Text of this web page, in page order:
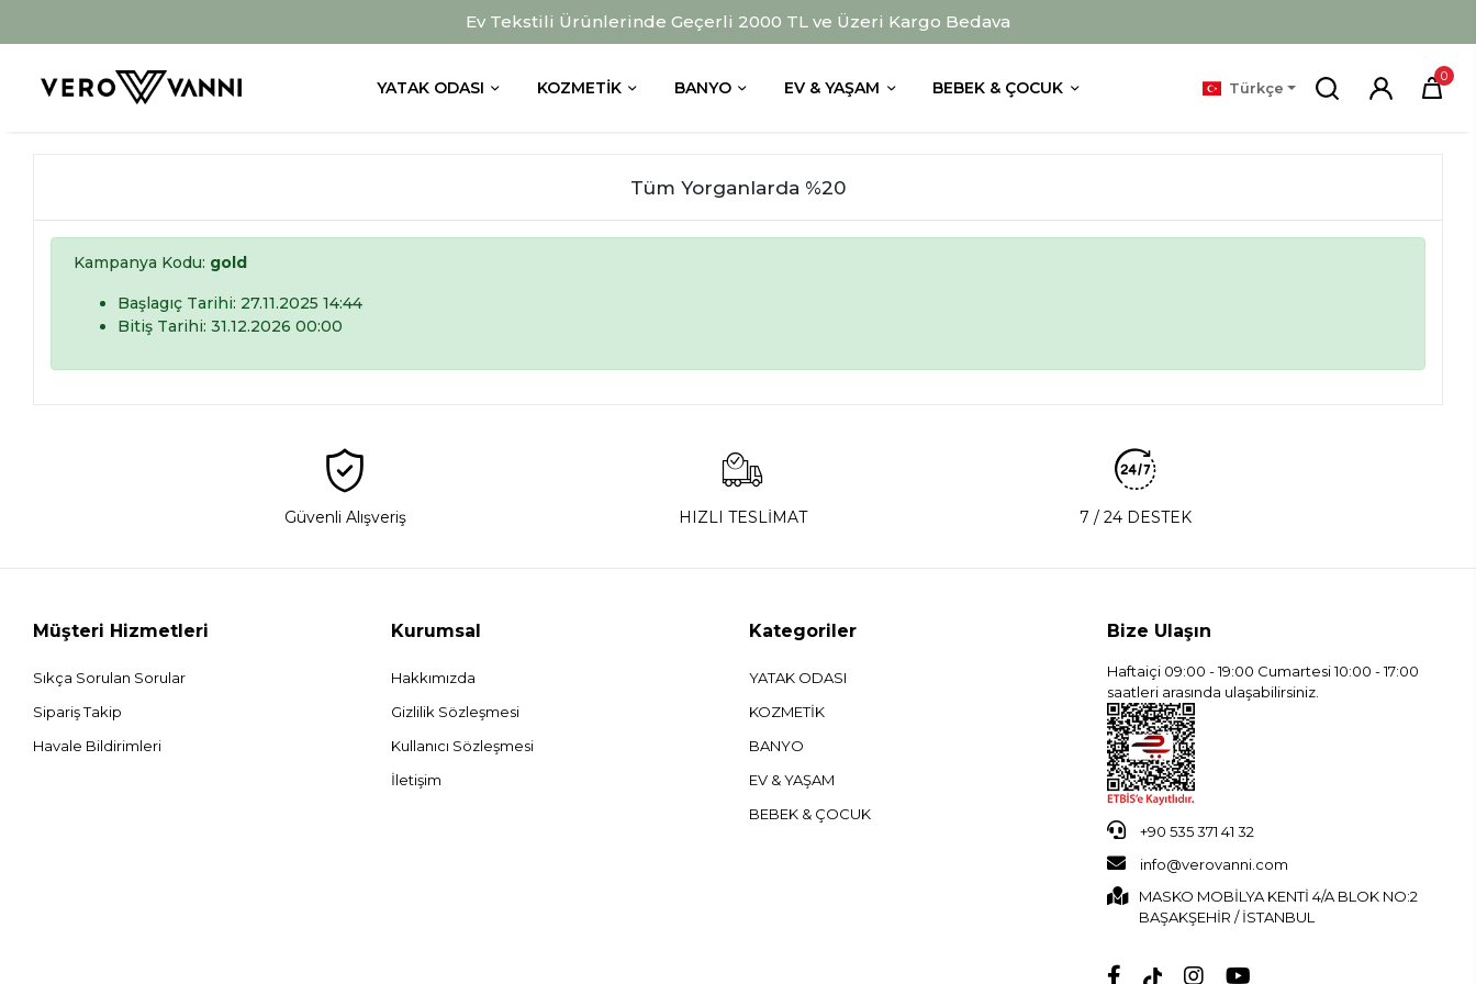
Ev Tekstili Ürünlerinde Geçerli 2000 TL ve Üzeri Kargo Bedava
YATAK ODASI KOZMETIK BANYO EV & YAŞAM BEBEK & ÇOCUK Türkçe
0
Tüm Yorganlarda %20
Kampanya Kodu: gold
Başlagıç Tarihi: 27.11.2025 14:44
Bitiş Tarihi: 31.12.2026 00:00
Güvenli Alışveriş HIZLI TESLİMAT 7 / 24 DESTEK
Müşteri Hizmetleri
Sıkça Sorulan Sorular
Sipariş Takip
Havale Bildirimleri
Kurumsal
Hakkımızda
Gizlilik Sözleşmesi
Kullanıcı Sözleşmesi
İletişim
Kategoriler
YATAK ODASI
KOZMETİK
BANYO
EV & YAŞAM
BEBEK & ÇOCUK
Bize Ulaşın
Haftaiçi 09:00 - 19:00 Cumartesi 10:00 - 17:00
saatleri arasında ulaşabilirsiniz.
+90 535 371 41 32
info@verovanni.com
MASKO MOBİLYA KENTİ 4/A BLOK NO:2
BAŞAKŞEHİR / İSTANBUL